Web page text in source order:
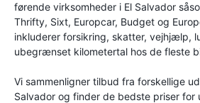
førende virksomheder i El Salvador
Thrifty, Sixt, Europcar, Budget og
inkluderer forsikring, skatter, vejhjælp,
ubegrænset kilometertal hos de fleste
Vi sammenligner tilbud fra forskellige
Salvador og finder de bedste priser for